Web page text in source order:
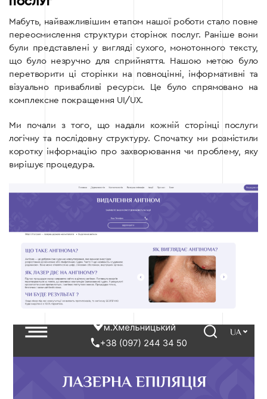
ПОСЛУГ
Мабуть, найважливішим етапом нашої роботи стало повне
переосмислення структури сторінок послуг. Раніше вони
були представлені у вигляді сухого, монотонного тексту,
що було незручно для сприйняття. Нашою метою було
перетворити ці сторінки на повноцінні, інформативні та
візуально привабливі ресурси. Це було спрямовано на
комплексне покращення UI/UX.
Ми почали з того, що надали кожній сторінці послуги
логічну та послідовну структуру. Спочатку ми розмістили
коротку інформацію про захворювання чи проблему, яку
вирішує процедура.